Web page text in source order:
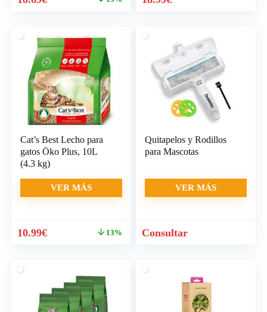
era:
21.99€.
es:
18.69€.
Cat’s Best Lecho para
gatos Öko Plus, 10L
(4.3 kg)
VER MÁS
El
era:
10.99€El
10.99€.
13%
Quitapelos y Rodillos
para Mascotas
VER MÁS
Consultar